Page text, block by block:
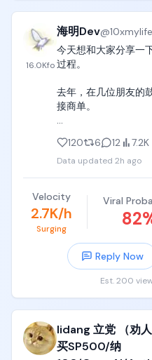
和商业化倾斜不满，
Sacks的判断是，前
和OpenAI两家掌控前
云服务提供商。
(Elon Web Services)
Colossus服务器集群
星链和星舰的协同效
美元，调整后EBITDA
万，同比翻了一倍，
300亿美元，是名副
署了V3卫星，单次
宽，是V2版本的20
机和车载特斯拉网络
Airtable估值缩水
Airtable巅峰估值曾高
元(扣除现金后净收购
头Bending Spoons
16.0Kfo
海明Dev@10xmylife
今天想和大家分享一
过程。
去年，在几位朋友的
接商单。
时候，收入刚好超过
所以这期内容，我想
结算的整个过程，完
商业合作的背后
先简单解释一下，博
中介再去寻找合适的
发布到平台，最后完
120 6 12 7.2K
Data updated 2h ago
Velocity
2.7K/h
Surging
Viral
82
Reply Now
Est. 200
lidang 立党 （劝
买SP500/纳